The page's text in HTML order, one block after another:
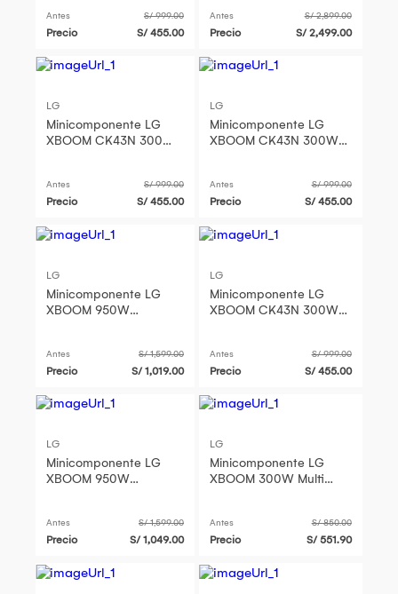
Antes S/ 999.00
Precio S/ 455.00
Antes S/ 2,899.00
Precio S/ 2,499.00
LG
Minicomponente LG
XBOOM CK43N 300W
Antes S/ 999.00
Precio S/ 455.00
LG
Minicomponente LG
XBOOM CK43N 300W
Antes S/ 999.00
Precio S/ 455.00
LG
Minicomponente LG
XBOOM 950W
Antes S/ 1,599.00
Precio S/ 1,019.00
LG
Minicomponente LG
XBOOM CK43N 300W
Antes S/ 999.00
Precio S/ 455.00
LG
Minicomponente LG
XBOOM 950W
Antes S/ 1,599.00
Precio S/ 1,049.00
LG
Minicomponente LG
XBOOM 300W Multi
Antes S/ 850.00
Precio S/ 551.90